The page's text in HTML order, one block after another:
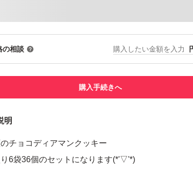
の相談
購入手続きへ
明
チョコディアマンクッキー
6袋36個のセットになります(*'▽'*)